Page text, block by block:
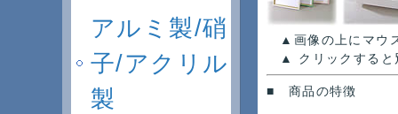
▲画像の上にマウ
▲ クリックすると
■ 商品の特徴
アルミ製/硝
子/アクリル
製